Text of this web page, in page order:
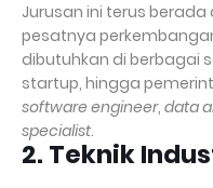
Jurusan ini terus
pesatnya
dibutuhkan di berbagai
startup, hingga
software engineer, data
specialist.
2. Teknik